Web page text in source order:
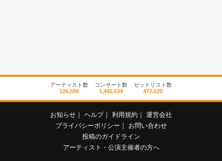
アーティスト数
126,599
コンサート数
1,492,534
セットリスト数
472,220
お知らせ ヘルプ 利用規約
運営会社
プライバシーポリシー
お問い合わせ
投稿のガイドライン
アーティスト・公演主催者の方へ